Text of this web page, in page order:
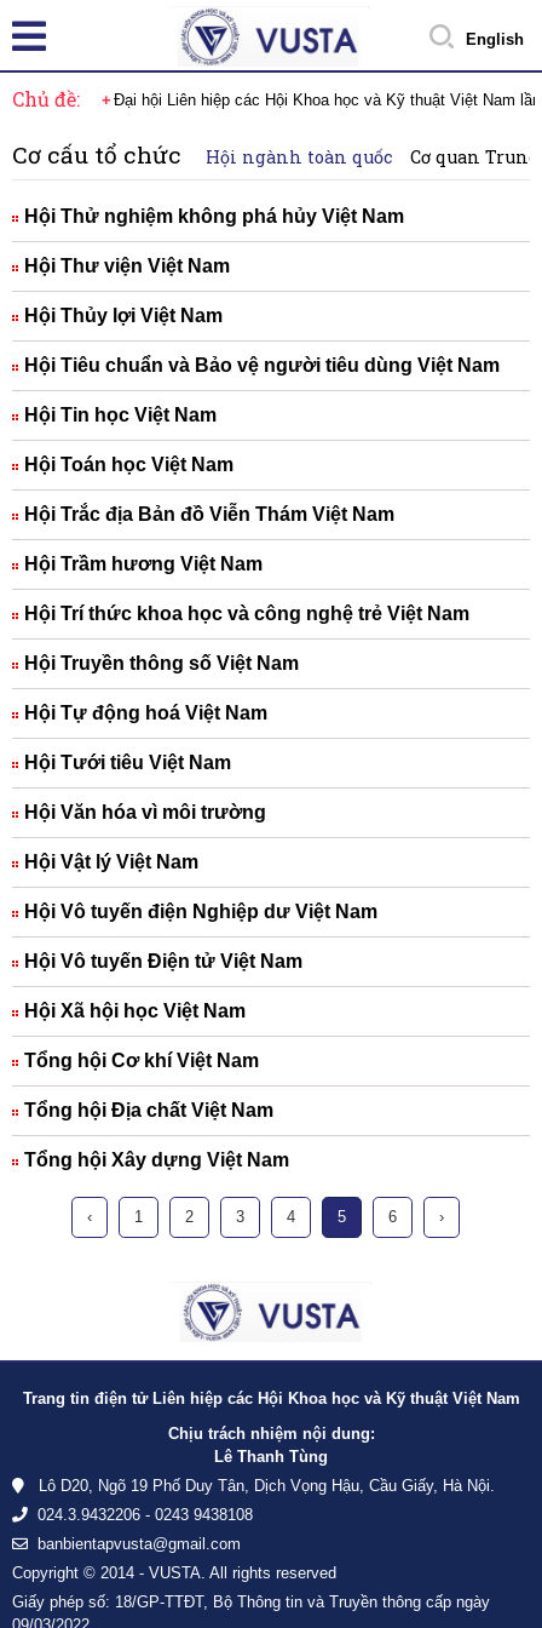
English
Chủ đề: Đại hội Liên hiệp các Hội Khoa học và Kỹ thuật Việt Nam
Cơ cấu tổ chức Hội ngành toàn quốc Cơ quan
Hội Thử nghiệm không phá hủy Việt Nam
Hội Thư viện Việt Nam
Hội Thủy lợi Việt Nam
Hội Tiêu chuẩn và Bảo vệ người tiêu dùng Việt Nam
Hội Tin học Việt Nam
Hội Toán học Việt Nam
Hội Trắc địa Bản đồ Viễn Thám Việt Nam
Hội Trầm hương Việt Nam
Hội Trí thức khoa học và công nghệ trẻ Việt Nam
Hội Truyền thông số Việt Nam
Hội Tự động hoá Việt Nam
Hội Tưới tiêu Việt Nam
Hội Văn hóa vì môi trường
Hội Vật lý Việt Nam
Hội Vô tuyến điện Nghiệp dư Việt Nam
Hội Vô tuyến Điện tử Việt Nam
Hội Xã hội học Việt Nam
Tổng hội Cơ khí Việt Nam
Tổng hội Địa chất Việt Nam
Tổng hội Xây dựng Việt Nam
‹ 1 2 3 4 5 6 ›
Trang tin điện tử Liên hiệp các Hội Khoa học và Kỹ thuật Việt Nam
Chịu trách nhiệm nội dung:
Lê Thanh Tùng
Lô D20, Ngõ 19 Phố Duy Tân, Dịch Vọng Hậu, Cầu Giấy, Hà Nội.
024.3.9432206 - 0243 9438108
banbientapvusta@gmail.com
Copyright © 2014 - VUSTA. All rights reserved
Giấy phép số: 18/GP-TTĐT, Bộ Thông tin và Truyền thông cấp ngày